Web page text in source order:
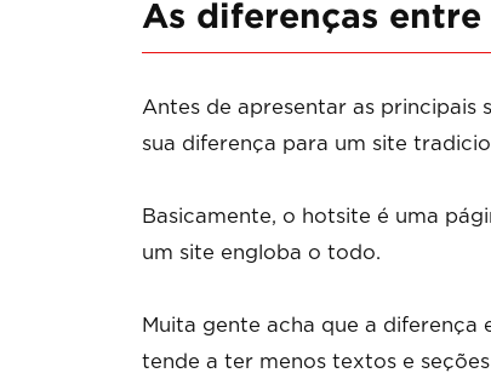
As diferenças
Antes de apresentar as principais
sua diferença para um site
Basicamente, o hotsite é uma
um site engloba o todo.
Muita gente acha que a diferença
tende a ter menos textos e